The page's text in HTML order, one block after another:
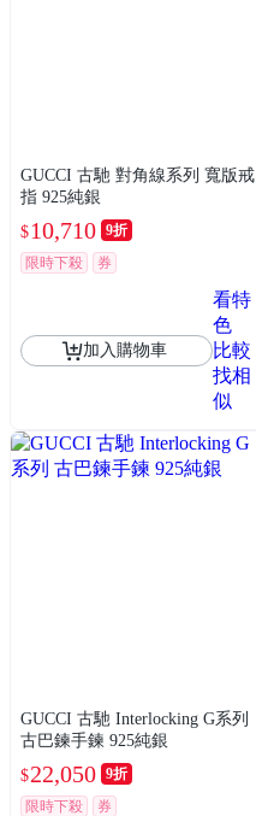
GUCCI 古馳 對角線系列 寬版戒
指 925純銀
$10,710 9折
限時下殺
券
加入購物車
看特
色
比較
找相
似
GUCCI 古馳 Interlocking G系列
古巴鍊手鍊 925純銀
$22,050 9折
限時下殺
券